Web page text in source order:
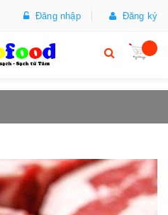
Đăng nhập Đăng ký